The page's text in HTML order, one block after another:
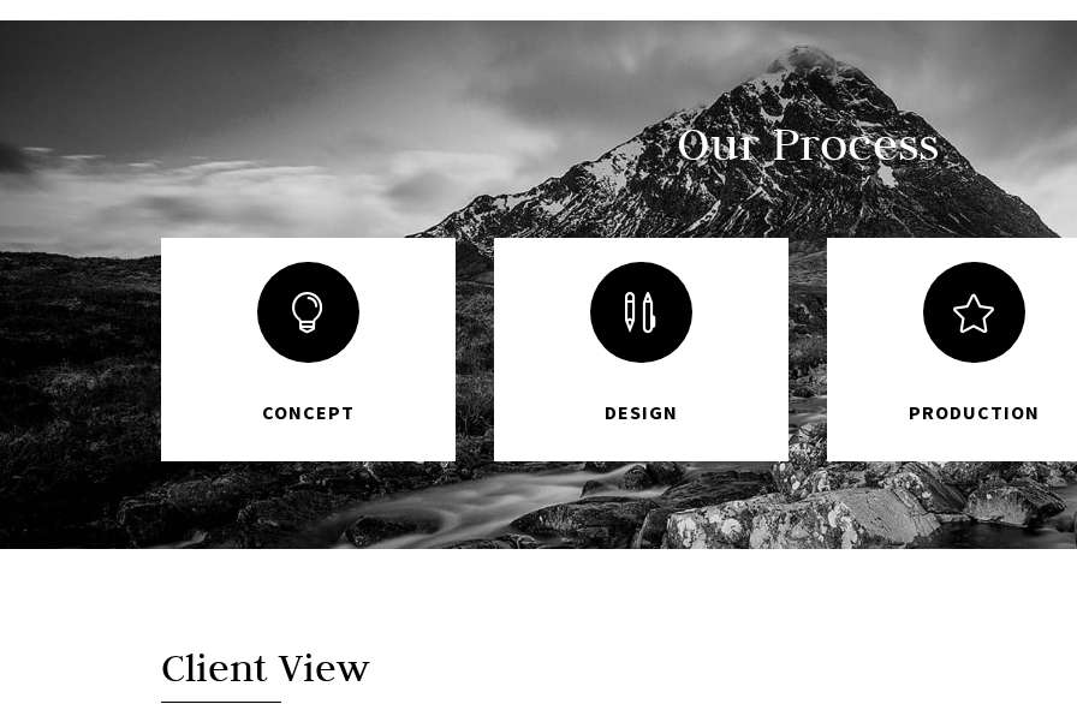
Our Process

CONCEPT

DESIGN

PRODUCTION
Client View